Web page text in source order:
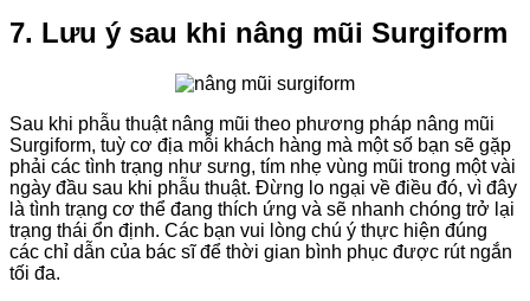
7. Lưu ý sau khi nâng mũi Surgiform
Sau khi phẫu thuật nâng mũi theo phương pháp nâng mũi
Surgiform, tuỳ cơ địa mỗi khách hàng mà một số bạn sẽ gặp
phải các tình trạng như sưng, tím nhẹ vùng mũi trong một vài
ngày đầu sau khi phẫu thuật. Đừng lo ngại về điều đó, vì đây
là tình trạng cơ thể đang thích ứng và sẽ nhanh chóng trở lại
trạng thái ổn định. Các bạn vui lòng chú ý thực hiện đúng
các chỉ dẫn của bác sĩ để thời gian bình phục được rút ngắn
tối đa.